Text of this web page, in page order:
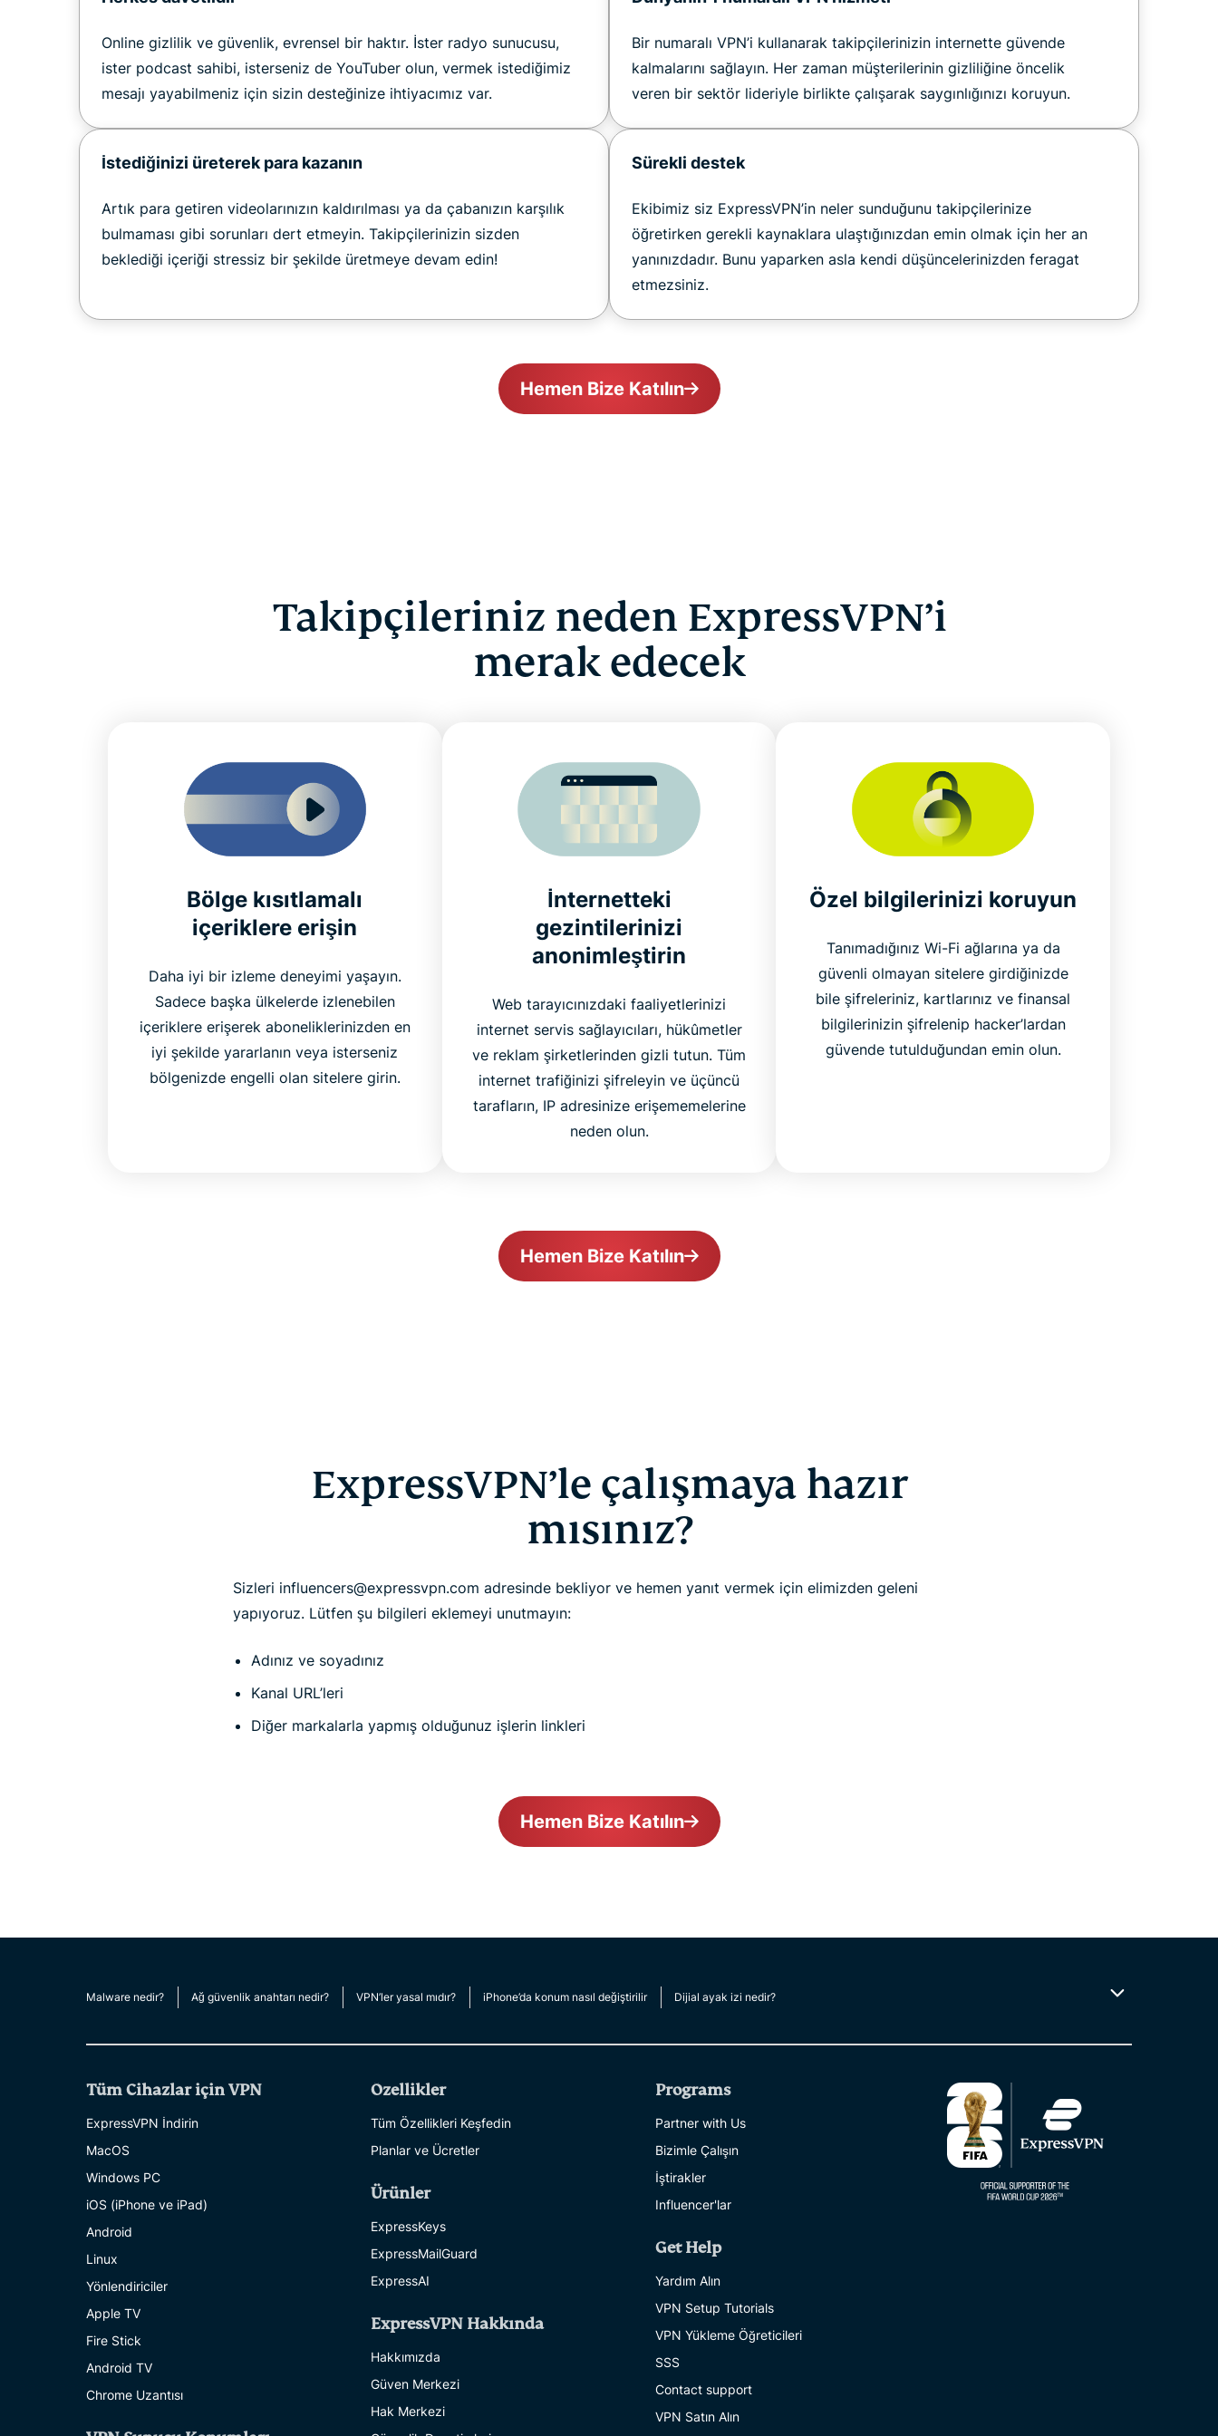
Online gizlilik ve güvenlik, evrensel bir haktır. İster radyo sunucusu,
ister podcast sahibi, isterseniz de YouTuber olun, vermek istediğimiz
mesajı yayabilmeniz için sizin desteğinize ihtiyacımız var.
Bir numaralı VPN’i kullanarak takipçilerinizin internette güvende
kalmalarını sağlayın. Her zaman müşterilerinin gizliliğine öncelik
veren bir sektör lideriyle birlikte çalışarak saygınlığınızı koruyun.
İstediğinizi üreterek para kazanın
Artık para getiren videolarınızın kaldırılması ya da çabanızın karşılık
bulmaması gibi sorunları dert etmeyin. Takipçilerinizin sizden
beklediği içeriği stressiz bir şekilde üretmeye devam edin!
Sürekli destek
Ekibimiz siz ExpressVPN’in neler sunduğunu takipçilerinize
öğretirken gerekli kaynaklara ulaştığınızdan emin olmak için her an
yanınızdadır. Bunu yaparken asla kendi düşüncelerinizden feragat
etmezsiniz.
Hemen Bize Katılın
Takipçileriniz neden ExpressVPN’i
merak edecek
Bölge kısıtlamalı
içeriklere erişin
Daha iyi bir izleme deneyimi yaşayın.
Sadece başka ülkelerde izlenebilen
içeriklere erişerek aboneliklerinizden en
iyi şekilde yararlanın veya isterseniz
bölgenizde engelli olan sitelere girin.
İnternetteki
gezintilerinizi
anonimleştirin
Web tarayıcınızdaki faaliyetlerinizi
internet servis sağlayıcıları, hükûmetler
ve reklam şirketlerinden gizli tutun. Tüm
internet trafiğinizi şifreleyin ve üçüncü
tarafların, IP adresinize erişememelerine
neden olun.
Özel bilgilerinizi koruyun
Tanımadığınız Wi-Fi ağlarına ya da
güvenli olmayan sitelere girdiğinizde
bile şifreleriniz, kartlarınız ve finansal
bilgilerinizin şifrelenip hacker’lardan
güvende tutulduğundan emin olun.
Hemen Bize Katılın
ExpressVPN’le çalışmaya hazır
mısınız?
Sizleri influencers@expressvpn.com adresinde bekliyor ve hemen yanıt vermek için elimizden geleni
yapıyoruz. Lütfen şu bilgileri eklemeyi unutmayın:
Adınız ve soyadınız
Kanal URL’leri
Diğer markalarla yapmış olduğunuz işlerin linkleri
Hemen Bize Katılın
Malware nedir? Ağ güvenlik anahtarı nedir? VPN’ler yasal mıdır? iPhone’da konum nasıl değiştirilir Dijial ayak izi nedir?
Tüm Cihazlar için VPN
ExpressVPN İndirin
MacOS
Windows PC
iOS (iPhone ve iPad)
Android
Linux
Yönlendiriciler
Apple TV
Fire Stick
Android TV
Chrome Uzantısı
Özellikler
Tüm Özellikleri Keşfedin
Planlar ve Ücretler
Ürünler
ExpressKeys
ExpressMailGuard
ExpressAI
ExpressVPN Hakkında
Hakkımızda
Güven Merkezi
Hak Merkezi
Programs
Partner with Us
Bizimle Çalışın
İştirakler
Influencer'lar
Get Help
Yardım Alın
VPN Setup Tutorials
VPN Yükleme Öğreticileri
SSS
Contact support
VPN Satın Alın